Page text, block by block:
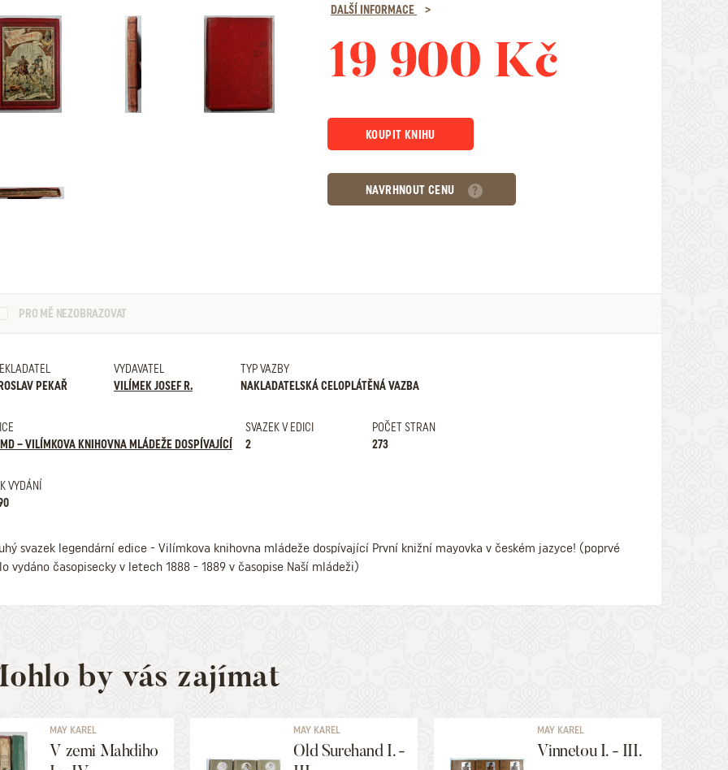
DALŠÍ INFORMACE
19 900 Kč
KOUPIT KNIHU
NAVRHNOUT CENU
PRO MĚ NEZOBRAZOVAT
PEKAŘ
VYDAVATEL
VILÍMEK JOSEF R.
TYP VAZBY
NAKLADATELSKÁ CELOPLÁTĚNÁ VAZBA
– VILÍMKOVA KNIHOVNA MLÁDEŽE DOSPÍVAJÍCÍ
SVAZEK V EDICI
2
POČET STRAN
273
VYDÁNÍ
svazek legendární edice - Vilímkova knihovna mládeže dospívající První knižní mayovka v českém jazyce! (poprvé
vydáno časopisecky v letech 1888 - 1889 v časopise Naší mládeži)
by vás zajímat
MAY KAREL
V zemi Mahdiho
MAY KAREL
Old Surehand I. -
MAY KAREL
Vinnetou I. - III.